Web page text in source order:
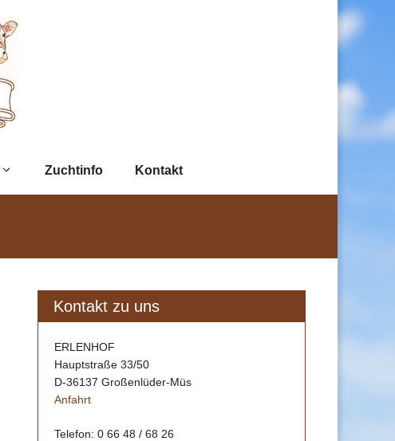
Zuchtinfo Kontakt
Kontakt zu uns
ERLENHOF
Hauptstraße 33/50
D-36137 Großenlüder-Müs
Anfahrt
Telefon: 0 66 48 / 68 26